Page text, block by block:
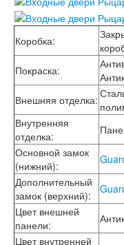
Интекрон
Интекрон
Коробка:
Покраска:
Внешняя отделка:
Внутренняя
отделка:
Основной замок
(нижний):
Дополнительный
замок (верхний):
Цвет внешней
панели:
Цвет внутренней